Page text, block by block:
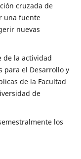
cruzada de
una fuente
nuevas
de la actividad
para el Desarrollo y
de la Facultad
de
los